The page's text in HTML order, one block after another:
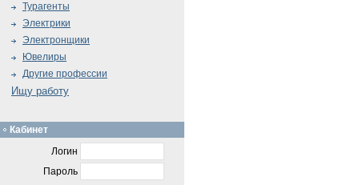
Турагенты
Электрики
Электронщики
Ювелиры
Другие профессии
Ищу работу
Кабинет
Логин
Пароль